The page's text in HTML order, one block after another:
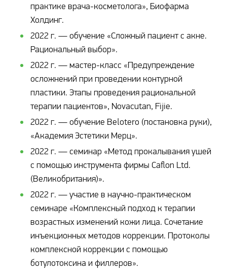
практике врача-косметолога», Биофарма
Холдинг.
2022 г. — обучение «Сложный пациент с акне.
Рациональный выбор».
2022 г. — мастер-класс «Предупреждение
осложнений при проведении контурной
пластики. Этапы проведения рациональной
терапии пациентов», Novacutan, Fijie.
2022 г. — обучение Belotero (постановка руки),
«Академия Эстетики Мерц».
2022 г. — семинар «Метод прокалывания ушей
с помощью инструмента фирмы Caflon Ltd.
(Великобритания)».
2022 г. — участие в научно-практическом
семинаре «Комплексный подход к терапии
возрастных изменений кожи лица. Сочетание
инъекционных методов коррекции. Протоколы
комплексной коррекции с помощью
ботулотоксина и филлеров».